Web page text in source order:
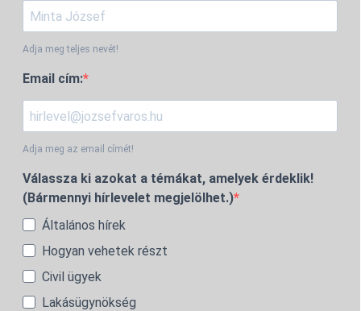
Adja meg teljes nevét!
Email cím:
Adja meg az email címét!
Válassza ki azokat a témákat, amelyek érdeklik!
(Bármennyi hírlevelet megjelölhet.)
Általános hírek
Hogyan vehetek részt
Civil ügyek
Lakásügynökség